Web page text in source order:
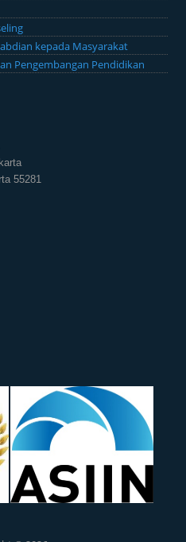
kepada Masyarakat
Pengembangan Pendidikan
55281